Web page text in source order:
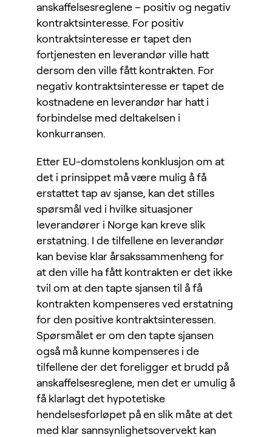
anskaffelsesreglene – positiv og negativ
kontraktsinteresse. For positiv
kontraktsinteresse er tapet den
fortjenesten en leverandør ville hatt
dersom den ville fått kontrakten. For
negativ kontraktsinteresse er tapet de
kostnadene en leverandør har hatt i
forbindelse med deltakelsen i
konkurransen.
Etter EU-domstolens konklusjon om at
det i prinsippet må være mulig å få
erstattet tap av sjanse, kan det stilles
spørsmål ved i hvilke situasjoner
leverandører i Norge kan kreve slik
erstatning. I de tilfellene en leverandør
kan bevise klar årsakssammenheng for
at den ville ha fått kontrakten er det ikke
tvil om at den tapte sjansen til å få
kontrakten kompenseres ved erstatning
for den positive kontraktsinteressen.
Spørsmålet er om den tapte sjansen
også må kunne kompenseres i de
tilfellene der det foreligger et brudd på
anskaffelsesreglene, men det er umulig å
få klarlagt det hypotetiske
hendelsesforløpet på en slik måte at det
med klar sannsynlighetsovervekt kan